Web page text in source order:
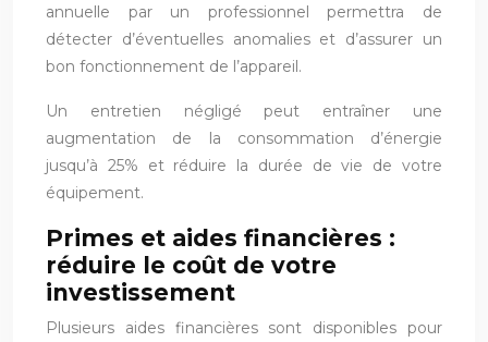
annuelle par un professionnel permettra de
détecter d’éventuelles anomalies et d’assurer un
bon fonctionnement de l’appareil.
Un entretien négligé peut entraîner une
augmentation de la consommation d’énergie
jusqu’à 25% et réduire la durée de vie de votre
équipement.
Primes et aides financières :
réduire le coût de votre
investissement
Plusieurs aides financières sont disponibles pour